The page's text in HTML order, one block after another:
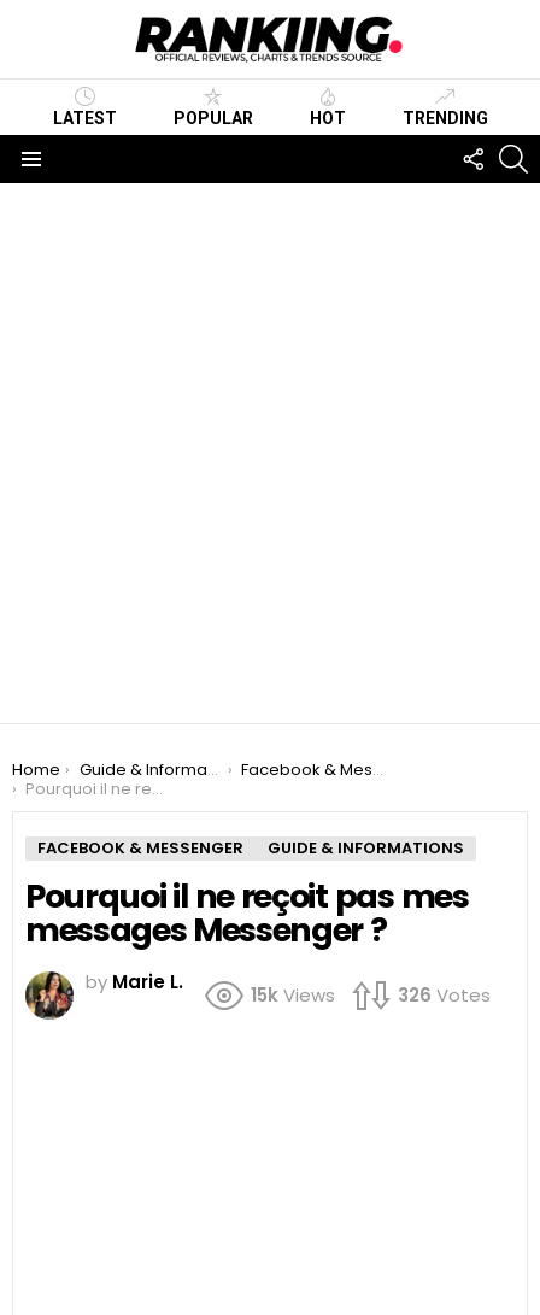
LATEST POPULAR HOT TRENDING
US
You are here:
Home Guide & Informations
Facebook & Messenger
Pourquoi il ne reçoit pas mes messages Messenger ?
FACEBOOK & MESSENGER GUIDE & INFORMATIONS
Pourquoi il ne reçoit pas mes
messages Messenger ?
by Marie L.
15kViews 326 Votes